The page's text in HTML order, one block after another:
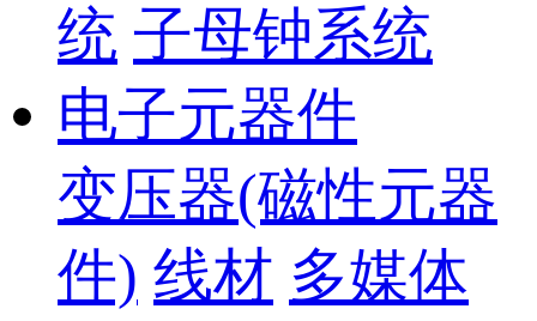
统 子母钟系统
电子元器件
变压器(磁性元器
件) 线材 多媒体